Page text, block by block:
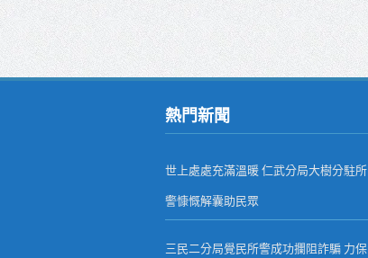
熱門新聞
世上處處充滿溫暖 仁武分局大樹分駐所
警慷慨解囊助民眾
三民二分局覺民所警成功攔阻詐騙 力保